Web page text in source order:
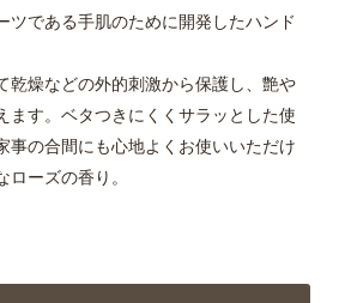
ツである手肌のために開発したハンド
乾燥などの外的刺激から保護し、艶や
ます。ベタつきにくくサラッとした使
事の合間にも心地よくお使いいただけ
ローズの香り。